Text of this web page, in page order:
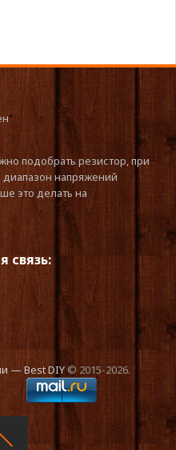
”
подобрать резистор, при
диапазон напряжений
это делать на
связь:
— Best DIY© 2015-2026.